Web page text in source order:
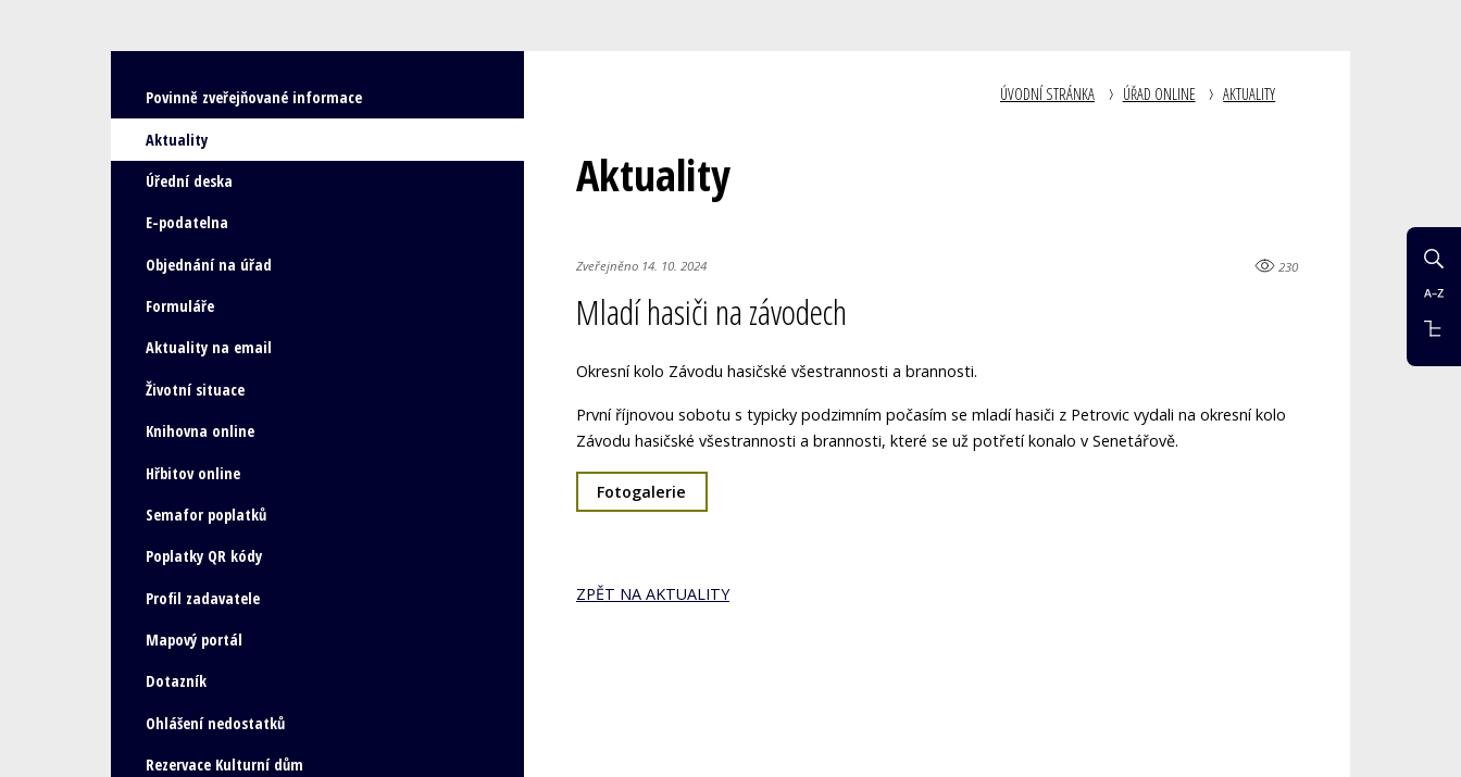
ÚVODNÍ STRÁNKA ÚŘAD ONLINE AKTUALITY
Aktuality
Zveřejněno 14. 10. 2024 230
Mladí hasiči na závodech
Okresní kolo Závodu hasičské všestrannosti a brannosti.
První říjnovou sobotu s typicky podzimním počasím se mladí hasiči z Petrovic vydali na okresní kolo
Závodu hasičské všestrannosti a brannosti, které se už potřetí konalo v Senetářově.
Fotogalerie
ZPĚT NA AKTUALITY
Povinně zveřejňované informace
Aktuality
Úřední deska
E-podatelna
Objednání na úřad
Formuláře
Aktuality na email
Životní situace
Knihovna online
Hřbitov online
Semafor poplatků
Poplatky QR kódy
Profil zadavatele
Mapový portál
Dotazník
Ohlášení nedostatků
Rezervace Kulturní dům